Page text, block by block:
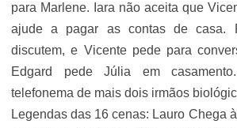
para Marlene. Iara não aceita que
ajude a pagar as contas de casa.
discutem, e Vicente pede para
Edgard pede Júlia em
telefonema de mais dois irmãos
Legendas das 16 cenas: Lauro Chega